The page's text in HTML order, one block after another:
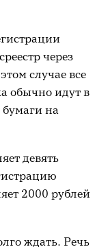
через
случае все
обычно идут в
на
девять
2000 рублей
ждать. Речь